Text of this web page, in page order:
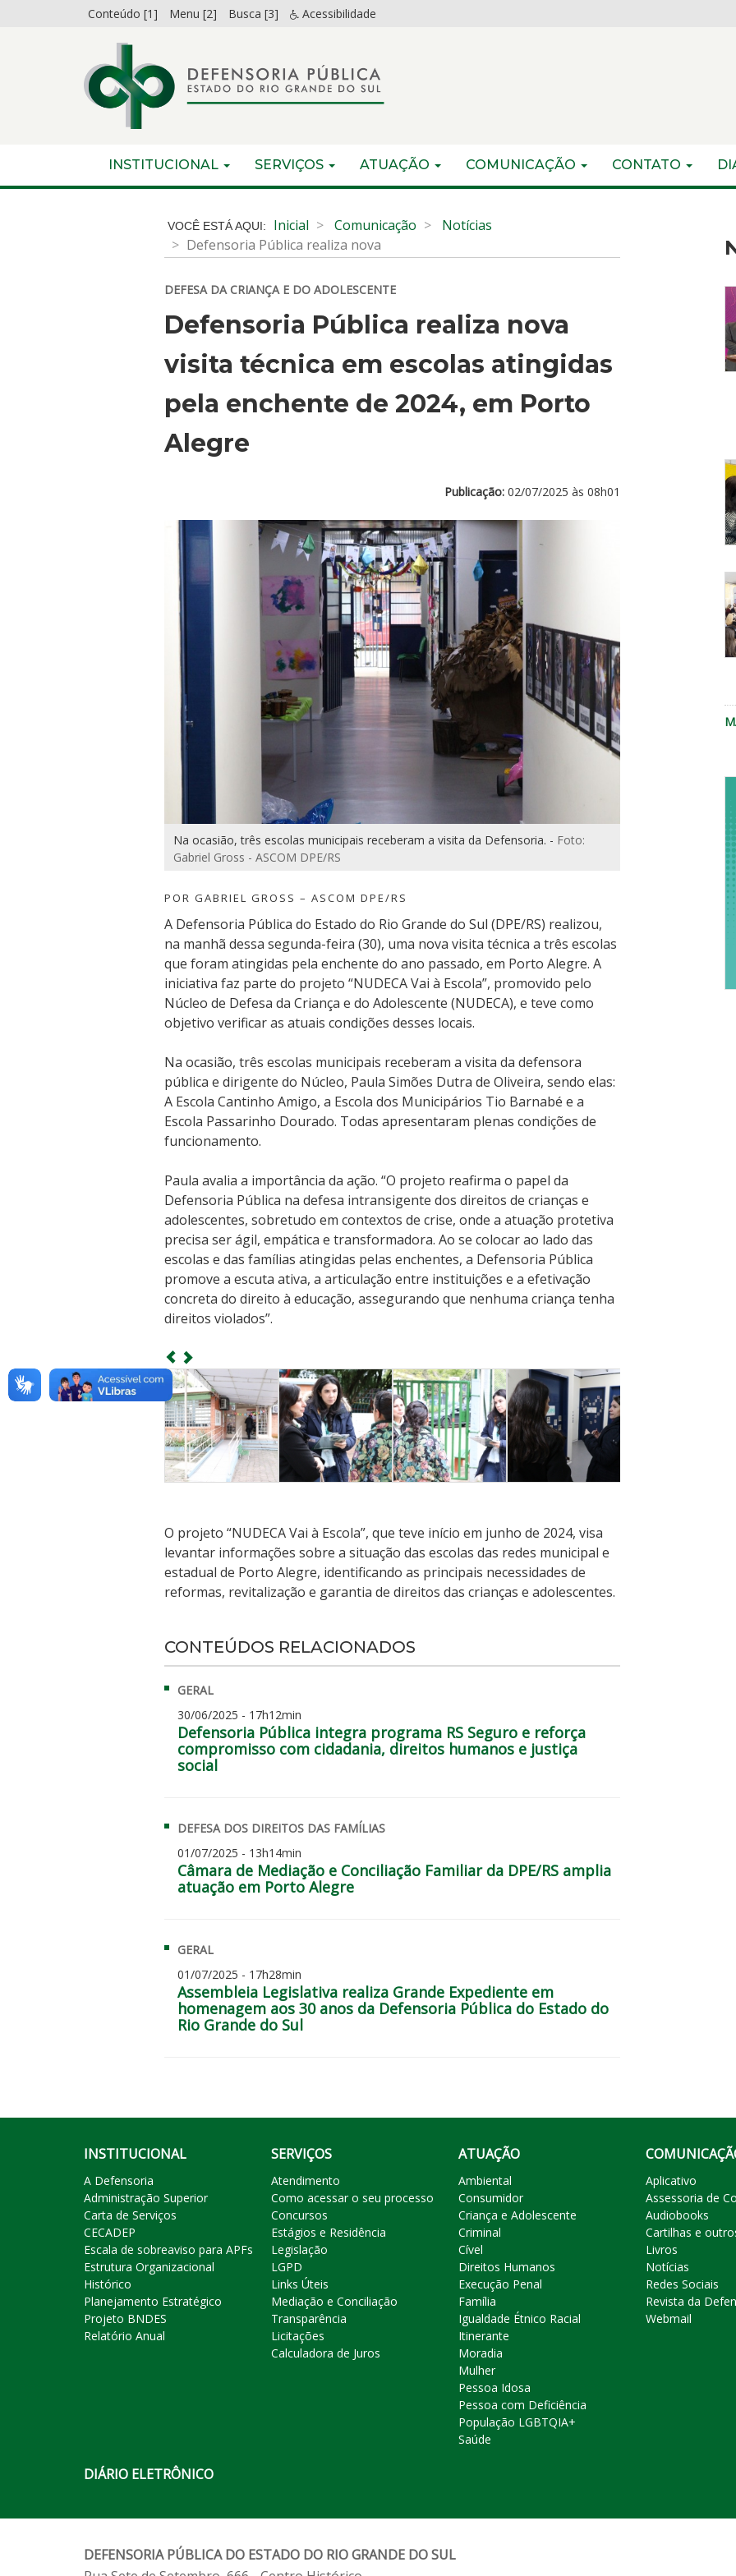
para
Conteúdo [1] Menu [2] Busca [3] Acessibilidade
do
menu
INICIAL
INSTITUCIONAL SERVIÇOS ATUAÇÃO COMUNICAÇÃO CONTATO
Inicial Comunicação
Notícias
Defensoria Pública realiza nova
DEFESA DA CRIANÇA E DO ADOLESCENTE
Defensoria Pública realiza nova
visita técnica em escolas atingidas
pela enchente de 2024, em Porto
Alegre
Publicação: 02/07/2025 às 08h01
Na ocasião, três escolas municipais receberam a visita da Defensoria. - Foto:
Gabriel Gross - ASCOM DPE/RS
POR GABRIEL GROSS – ASCOM DPE/RS
A Defensoria Pública do Estado do Rio Grande do Sul (DPE/RS) realizou,
na manhã dessa segunda-feira (30), uma nova visita técnica a três escolas
que foram atingidas pela enchente do ano passado, em Porto Alegre. A
iniciativa faz parte do projeto “NUDECA Vai à Escola”, promovido pelo
Núcleo de Defesa da Criança e do Adolescente (NUDECA), e teve como
objetivo verificar as atuais condições desses locais.
Na ocasião, três escolas municipais receberam a visita da defensora
pública e dirigente do Núcleo, Paula Simões Dutra de Oliveira, sendo elas:
A Escola Cantinho Amigo, a Escola dos Municipários Tio Barnabé e a
Escola Passarinho Dourado. Todas apresentaram plenas condições de
funcionamento.
Paula avalia a importância da ação. “O projeto reafirma o papel da
Defensoria Pública na defesa intransigente dos direitos de crianças e
adolescentes, sobretudo em contextos de crise, onde a atuação protetiva
precisa ser ágil, empática e transformadora. Ao se colocar ao lado das
escolas e das famílias atingidas pelas enchentes, a Defensoria Pública
promove a escuta ativa, a articulação entre instituições e a efetivação
concreta do direito à educação, assegurando que nenhuma criança tenha
direitos violados”.
O projeto “NUDECA Vai à Escola”, que teve início em junho de 2024, visa
levantar informações sobre a situação das escolas das redes municipal e
estadual de Porto Alegre, identificando as principais necessidades de
reformas, revitalização e garantia de direitos das crianças e adolescentes.
CONTEÚDOS RELACIONADOS
GERAL
30/06/2025 - 17h12min
Defensoria Pública integra programa RS Seguro e reforça
compromisso com cidadania, direitos humanos e justiça
social
DEFESA DOS DIREITOS DAS FAMÍLIAS
01/07/2025 - 13h14min
Câmara de Mediação e Conciliação Familiar da DPE/RS amplia
atuação em Porto Alegre
GERAL
01/07/2025 - 17h28min
Assembleia Legislativa realiza Grande Expediente em
homenagem aos 30 anos da Defensoria Pública do Estado do
Rio Grande do Sul
INSTITUCIONAL
A Defensoria
Administração Superior
Carta de Serviços
CECADEP
Escala de sobreaviso para APFs
Estrutura Organizacional
Histórico
Planejamento Estratégico
Projeto BNDES
Relatório Anual
SERVIÇOS
Atendimento
Como acessar o seu processo
Concursos
Estágios e Residência
Legislação
LGPD
Links Úteis
Mediação e Conciliação
Transparência
Licitações
Calculadora de Juros
ATUAÇÃO
Ambiental
Consumidor
Criança e Adolescente
Criminal
Cível
Direitos Humanos
Execução Penal
Família
Igualdade Étnico Racial
Itinerante
Moradia
Mulher
Pessoa Idosa
Pessoa com Deficiência
População LGBTQIA+
Saúde
Aplicativo
Assessoria de
Audiobooks
Cartilhas e
Livros
Notícias
Redes Sociais
Revista da
Webmail
DIÁRIO ELETRÔNICO
DEFENSORIA PÚBLICA DO ESTADO DO RIO GRANDE DO SUL